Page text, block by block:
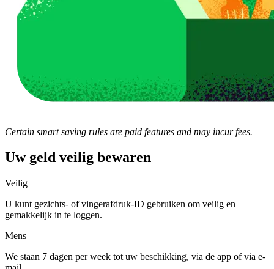
Certain smart saving rules are paid features and may incur fees.
Uw geld veilig bewaren
Veilig
U kunt gezichts- of vingerafdruk-ID gebruiken om veilig en
gemakkelijk in te loggen.
Mens
We staan 7 dagen per week tot uw beschikking, via de app of via e-